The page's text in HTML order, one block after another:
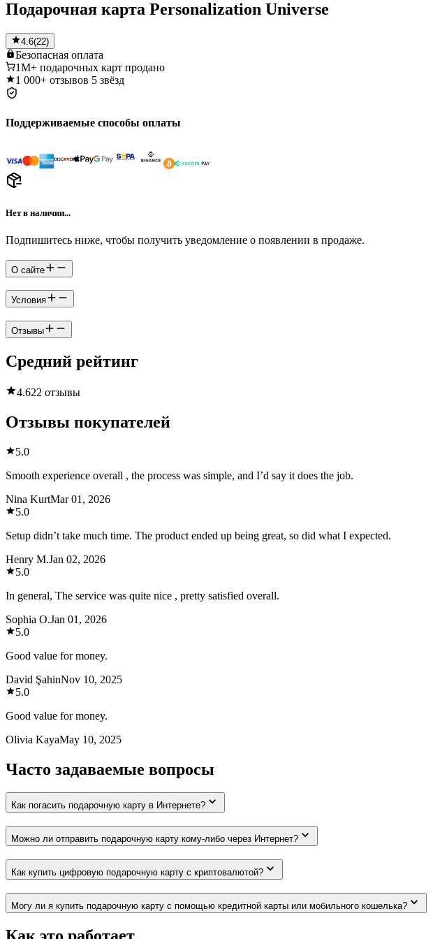
Подарочная карта Personalization Universe
4.6(22)
Безопасная оплата
1M+ подарочных карт продано
1 000+ отзывов 5 звёзд
Поддерживаемые способы оплаты
Нет в наличии...
Подпишитесь ниже, чтобы получить уведомление о появлении в продаже.
О сайте
Условия
Отзывы
Средний рейтинг
4.622 отзывы
Отзывы покупателей
5.0
Smooth experience overall , the process was simple, and I’d say it does the job.
Nina KurtMar 01, 2026
5.0
Setup didn’t take much time. The product ended up being great, so did what I expected.
Henry M.Jan 02, 2026
5.0
In general, The service was quite nice , pretty satisfied overall.
Sophia O.Jan 01, 2026
5.0
Good value for money.
David ŞahinNov 10, 2025
5.0
Good value for money.
Olivia KayaMay 10, 2025
Часто задаваемые вопросы
Как погасить подарочную карту в Интернете?
Можно ли отправить подарочную карту кому-либо через Интернет?
Как купить цифровую подарочную карту с криптовалютой?
Могу ли я купить подарочную карту с помощью кредитной карты или мобильного кошелька?